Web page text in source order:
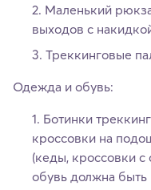
Маленький
выходов с
Треккинговые
Одежда и обувь:
Ботинки
кроссовки на
(кеды, кроссовки с
обувь должна